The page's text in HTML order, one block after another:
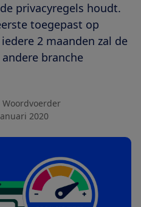
privacyregels houdt.
toegepast op
2 maanden zal de
branche
Woordvoerder
2020